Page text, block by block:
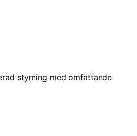
styrning med omfattande